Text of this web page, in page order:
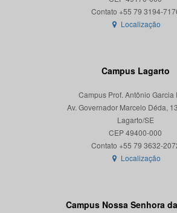
Localização
Campus Lagarto
Campus Prof. Antônio Garcia
Av. Governador Marcelo Déda,
Lagarto/SE
CEP 49400-000
Localização
Campus Nossa Senhora